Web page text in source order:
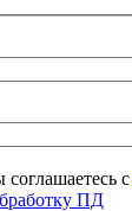
с
ПД